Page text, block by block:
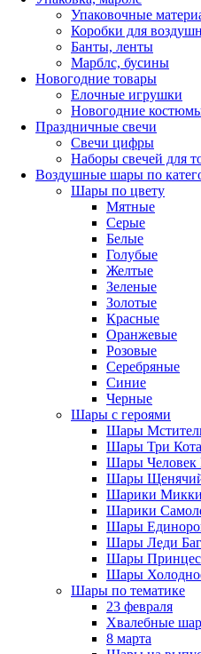
Упаковочные
Коробки для
Банты, ленты
Марблс, бусины
Новогодние товары
Елочные игрушки
Новогодние
Праздничные свечи
Свечи цифры
Наборы свечей для
Воздушные шары по
Шары по цвету
Мятные
Серые
Белые
Голубые
Желтые
Зеленые
Золотые
Красные
Оранжевые
Розовые
Серебряные
Синие
Черные
Шары с героями
Шары
Шары Три Кота
Шары Человек
Шары Щенячий
Шарики
Шарики
Шары
Шары Леди Баг
Шары
Шары
Шары по тематике
23 февраля
Хвалебные
8 марта